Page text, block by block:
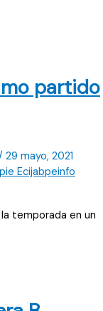
partido
29 mayo, 2021
temporada en un